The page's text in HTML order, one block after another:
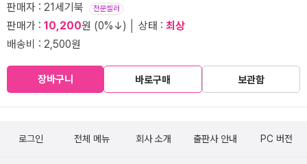
판매자 : 21세기북 전문셀러
판매가 : 10,200원 (0%↓) │ 상태 : 최상
배송비 : 2,500원
장바구니 바로구매 보관함
로그인 전체 메뉴 회사 소개 출판사 안내 PC 버전